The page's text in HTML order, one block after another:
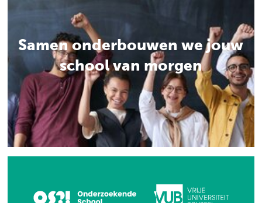
Samen onderbouwen we jouw
school van morgen